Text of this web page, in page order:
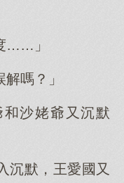
……」
嗎？」
沙姥爺又沉默
沉默，王愛國又